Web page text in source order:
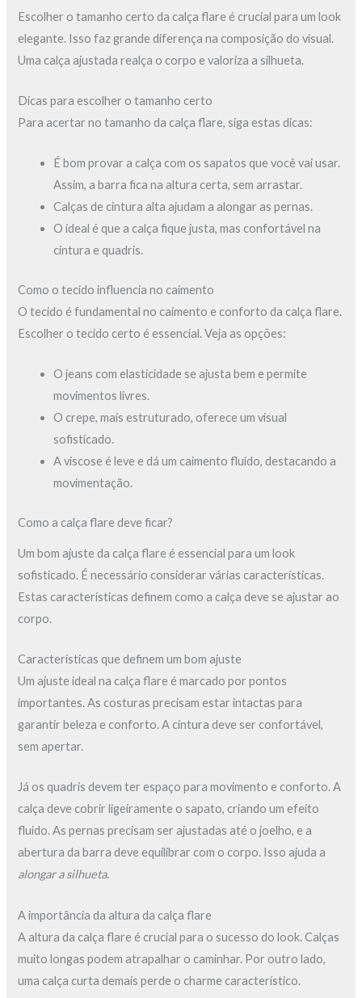
Escolher o tamanho certo da calça flare é crucial para um look
elegante. Isso faz grande diferença na composição do visual.
Uma calça ajustada realça o corpo e valoriza a silhueta.
Dicas para escolher o tamanho certo
Para acertar no tamanho da calça flare, siga estas dicas:
É bom provar a calça com os sapatos que você vai usar.
Assim, a barra fica na altura certa, sem arrastar.
Calças de cintura alta ajudam a alongar as pernas.
O ideal é que a calça fique justa, mas confortável na
cintura e quadris.
Como o tecido influencia no caimento
O tecido é fundamental no caimento e conforto da calça flare.
Escolher o tecido certo é essencial. Veja as opções:
O jeans com elasticidade se ajusta bem e permite
movimentos livres.
O crepe, mais estruturado, oferece um visual
sofisticado.
A viscose é leve e dá um caimento fluido, destacando a
movimentação.
Como a calça flare deve ficar?
Um bom ajuste da calça flare é essencial para um look
sofisticado. É necessário considerar várias características.
Estas características definem como a calça deve se ajustar ao
corpo.
Características que definem um bom ajuste
Um ajuste ideal na calça flare é marcado por pontos
importantes. As costuras precisam estar intactas para
garantir beleza e conforto. A cintura deve ser confortável,
sem apertar.
Já os quadris devem ter espaço para movimento e conforto. A
calça deve cobrir ligeiramente o sapato, criando um efeito
fluido. As pernas precisam ser ajustadas até o joelho, e a
abertura da barra deve equilibrar com o corpo. Isso ajuda a
alongar a silhueta.
A importância da altura da calça flare
A altura da calça flare é crucial para o sucesso do look. Calças
muito longas podem atrapalhar o caminhar. Por outro lado,
uma calça curta demais perde o charme característico.